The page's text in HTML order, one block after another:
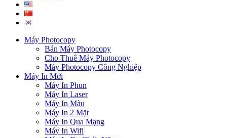
Máy Photocopy
Bán Máy Photocopy
Cho Thuê Máy Photocopy
Máy Photocopy Công Nghiệp
Máy In Mới
Máy In Phun
Máy In Laser
Máy In Màu
Máy In 2 Mặt
Máy In Qua Mạng
Máy In Wifi